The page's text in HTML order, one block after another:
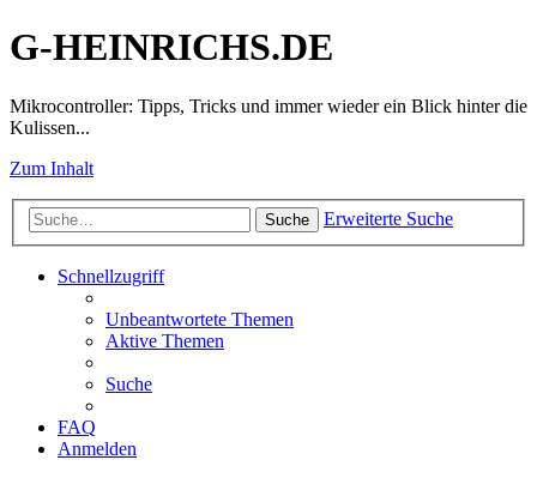
G-HEINRICHS.DE
Mikrocontroller: Tipps, Tricks und immer wieder ein Blick hinter die
Kulissen...
Zum Inhalt
Suche Erweiterte Suche
Schnellzugriff
Unbeantwortete Themen
Aktive Themen
Suche
FAQ
Anmelden